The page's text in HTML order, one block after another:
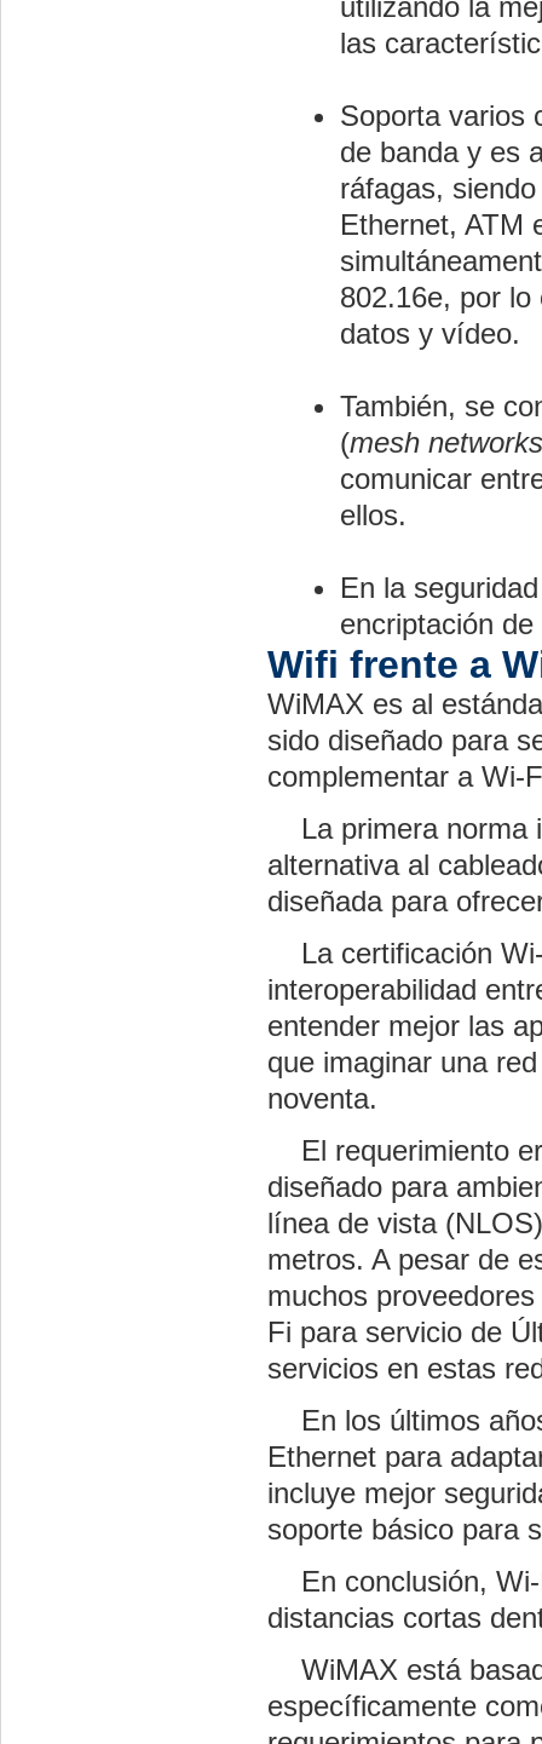
utilizando la
las
Soporta varios
de banda y es
ráfagas,
Ethernet, ATM
802.16e, por
datos y vídeo.
También, se
(mesh networks
comunicar
ellos.
En la
encriptación
Wifi frente a
WiMAX es al
sido diseñado para
complementar a Wi-
La primera norma
alternativa al
diseñada para ofrecer
La certificación
interoperabilidad
entender mejor las
que imaginar una
noventa.
El requerimiento
diseñado para
línea de vista
metros. A pesar de
muchos
Fi para servicio de
servicios en estas
En los últimos
Ethernet para
incluye mejor
soporte básico para
En conclusión, Wi-
distancias cortas
WiMAX está
específicamente